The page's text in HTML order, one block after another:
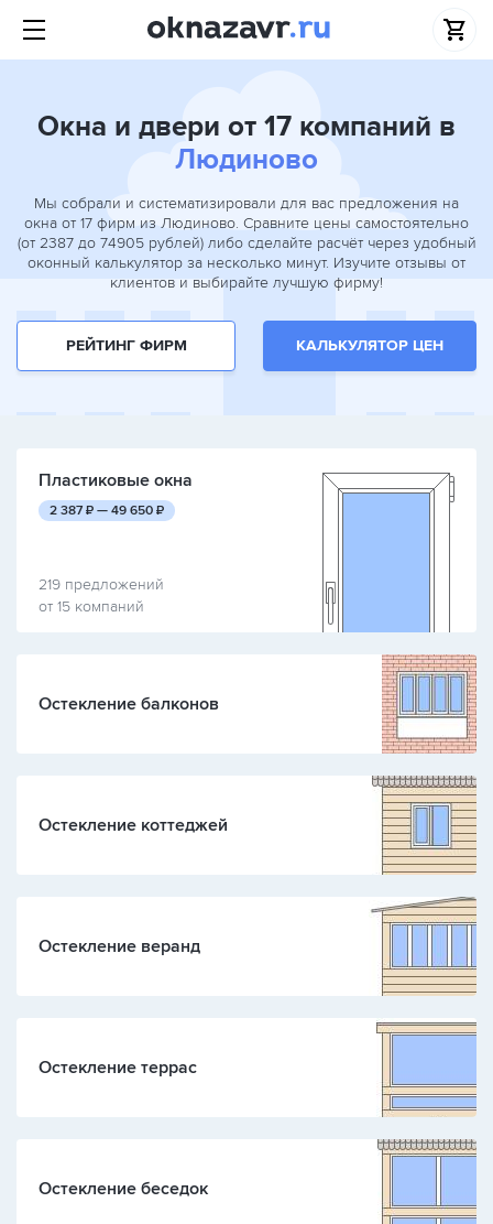
Окна и двери от 17 компаний в
Людиново
Мы собрали и систематизировали для вас предложения на
окна от 17 фирм из Людиново. Сравните цены самостоятельно
(от 2387 до 74905 рублей) либо сделайте расчёт через удобный
оконный калькулятор за несколько минут. Изучите отзывы от
клиентов и выбирайте лучшую фирму!
РЕЙТИНГ ФИРМ КАЛЬКУЛЯТОР ЦЕН
Пластиковые окна
2 387 руб.
₽ — 49 650 руб.
₽
219 предложений
от 15 компаний
Остекление балконов
Остекление коттеджей
Остекление веранд
Остекление террас
Остекление беседок